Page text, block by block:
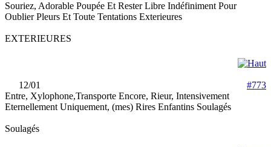
Souriez, Adorable Poupée Et Rester Libre Indéfiniment Pour
Oublier Pleurs Et Toute Tentations Exterieures
EXTERIEURES
12/01
#773
Entre, Xylophone,Transporte Encore, Rieur, Intensivement
Eternellement Uniquement, (mes) Rires Enfantins Soulagés
Soulagés